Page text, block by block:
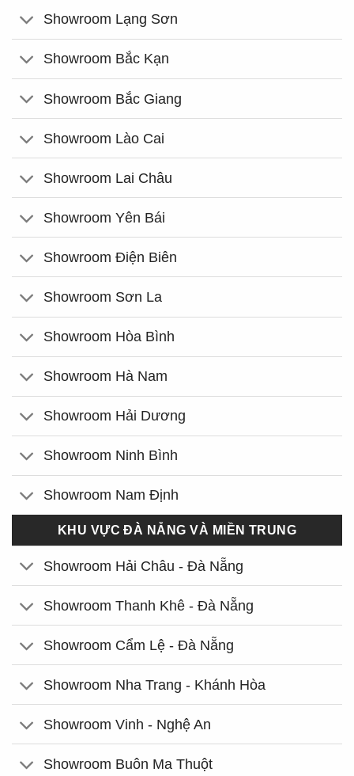
Showroom Lạng Sơn
Showroom Bắc Kạn
Showroom Bắc Giang
Showroom Lào Cai
Showroom Lai Châu
Showroom Yên Bái
Showroom Điện Biên
Showroom Sơn La
Showroom Hòa Bình
Showroom Hà Nam
Showroom Hải Dương
Showroom Ninh Bình
Showroom Nam Định
KHU VỰC ĐÀ NẴNG VÀ MIỀN TRUNG
Showroom Hải Châu - Đà Nẵng
Showroom Thanh Khê - Đà Nẵng
Showroom Cẩm Lệ - Đà Nẵng
Showroom Nha Trang - Khánh Hòa
Showroom Vinh - Nghệ An
Showroom Buôn Ma Thuột